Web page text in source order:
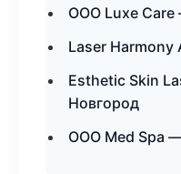
ООО Luxe Care
Laser
Esthetic Skin
Новгород
ООО Med Spa